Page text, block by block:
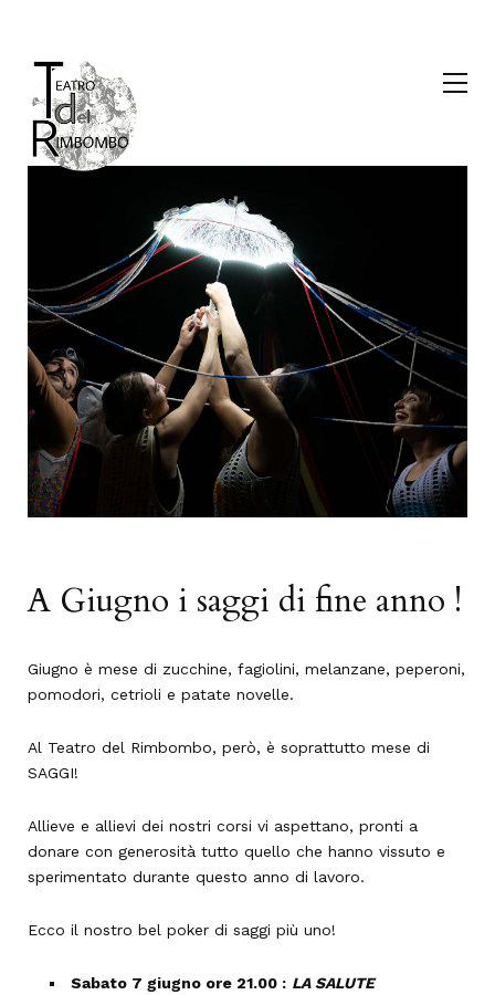
A Giugno i saggi di fine anno !
Giugno è mese di zucchine, fagiolini, melanzane, peperoni,
pomodori, cetrioli e patate novelle.
Al Teatro del Rimbombo, però, è soprattutto mese di
SAGGI!
Allieve e allievi dei nostri corsi vi aspettano, pronti a
donare con generosità tutto quello che hanno vissuto e
sperimentato durante questo anno di lavoro.
Ecco il nostro bel poker di saggi più uno!
Sabato 7 giugno ore 21.00 : LA SALUTE